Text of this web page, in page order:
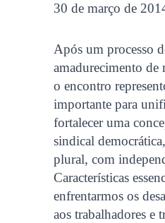
30 de março de
Após um processo
amadurecimento de
o encontro
importante para
fortalecer uma
sindical
plural, com
Características
enfrentarmos os
aos trabalhadores e